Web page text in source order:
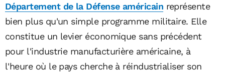
Département de la Défense américain représente
bien plus qu'un simple programme militaire. Elle
constitue un levier économique sans précédent
pour l'industrie manufacturière américaine, à
l'heure où le pays cherche à réindustrialiser son